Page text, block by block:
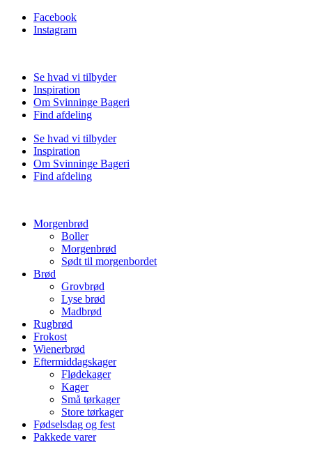
Facebook
Instagram
Se hvad vi tilbyder
Inspiration
Om Svinninge Bageri
Find afdeling
Se hvad vi tilbyder
Inspiration
Om Svinninge Bageri
Find afdeling
Morgenbrød
Boller
Morgenbrød
Sødt til morgenbordet
Brød
Grovbrød
Lyse brød
Madbrød
Rugbrød
Frokost
Wienerbrød
Eftermiddagskager
Flødekager
Kager
Små tørkager
Store tørkager
Fødselsdag og fest
Pakkede varer